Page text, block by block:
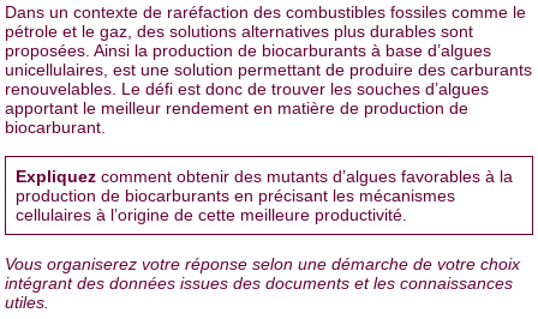
Dans un contexte de raréfaction des combustibles fossiles comme le
pétrole et le gaz, des solutions alternatives plus durables sont
proposées. Ainsi la production de biocarburants à base d’algues
unicellulaires, est une solution permettant de produire des carburants
renouvelables. Le défi est donc de trouver les souches d’algues
apportant le meilleur rendement en matière de production de
biocarburant.
Expliquez comment obtenir des mutants d’algues favorables à la
production de biocarburants en précisant les mécanismes
cellulaires à l’origine de cette meilleure productivité.
Vous organiserez votre réponse selon une démarche de votre choix
intégrant des données issues des documents et les connaissances
utiles.